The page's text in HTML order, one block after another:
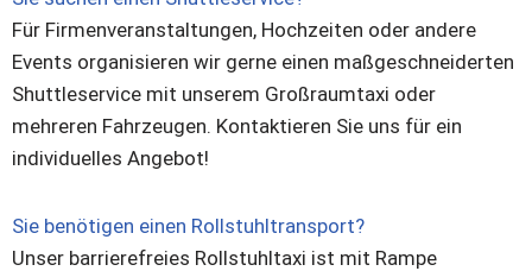
Für Firmenveranstaltungen, Hochzeiten oder andere
Events organisieren wir gerne einen maßgeschneiderten
Shuttleservice mit unserem Großraumtaxi oder
mehreren Fahrzeugen. Kontaktieren Sie uns für ein
individuelles Angebot!
Sie benötigen einen Rollstuhltransport?
Unser barrierefreies Rollstuhltaxi ist mit Rampe